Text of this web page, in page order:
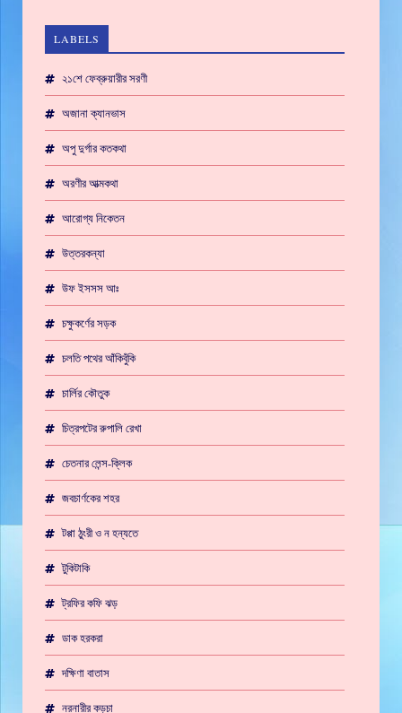
LABELS
২১শে ফেব্রুয়ারীর সরণী
অজানা ক্যানভাস
অপু দুর্গার কতকথা
অরণীর আত্মকথা
আরোগ্য নিকেতন
উত্তরকন্যা
উফ ইসসস আঃ
চক্ষুকর্ণের সড়ক
চলতি পথের আঁকিবুঁকি
চার্লির কৌতুক
চিত্রপটের রুপালি রেখা
চেতনার লেন্স-ক্লিক
জবচার্ণকের শহর
টপ্পা ঠুংরী ও ন হন্যতে
টুকিটাকি
ট্রফির কফি ঝড়
ডাক হরকরা
দক্ষিণা বাতাস
নরনারীর কড়চা